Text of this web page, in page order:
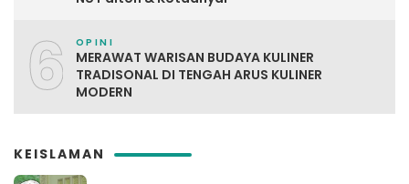
6 OPINI
MERAWAT WARISAN BUDAYA KULINER
TRADISONAL DI TENGAH ARUS KULINER
MODERN
KEISLAMAN